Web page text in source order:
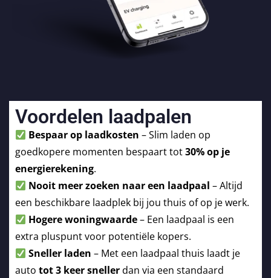
Voordelen laadpalen
Bespaar op laadkosten – Slim laden op
goedkopere momenten bespaart tot30% op je
energierekening.
Nooit meer zoeken naar een laadpaal – Altijd
een beschikbare laadplek bij jou thuis of op je werk.
Hogere woningwaarde– Een laadpaal is een
extra pluspunt voor potentiële kopers.
Sneller laden – Met een laadpaal thuis laadt je
auto tot 3 keer snellerdan via een standaard